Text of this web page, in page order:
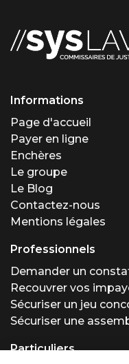
Informations
Page d'accueil
Payer en ligne
Enchères
Le groupe
Le Blog
Contactez-nous
Mentions légales
Professionnels
Demander un
Recouvrer vos
Sécuriser un jeu
Sécuriser une
Particuliers